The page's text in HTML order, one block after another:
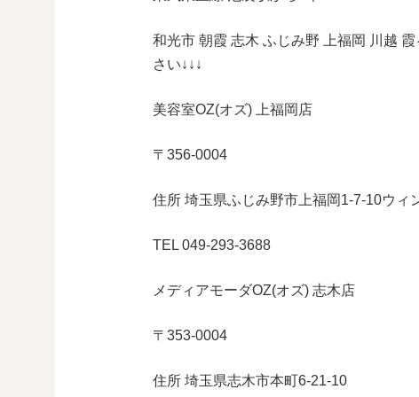
和光市 朝霞 志木 ふじみ野 上福岡 川越
さい↓↓↓
美容室OZ(オズ) 上福岡店
〒356-0004
住所 埼玉県ふじみ野市上福岡1-7-10ウィ
TEL 049-293-3688
メディアモーダOZ(オズ) 志木店
〒353-0004
住所 埼玉県志木市本町6-21-10